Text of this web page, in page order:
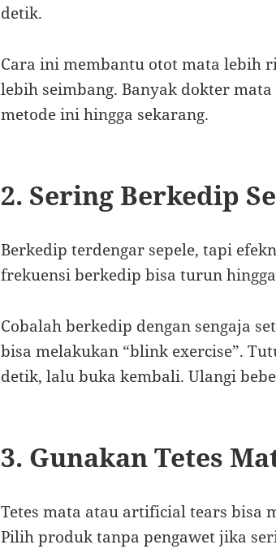
detik.
Cara ini membantu otot mata lebih
lebih seimbang. Banyak dokter
metode ini hingga sekarang.
2. Sering Berkedip
Berkedip terdengar sepele, tapi
frekuensi berkedip bisa turun
Cobalah berkedip dengan sengaja
bisa melakukan “blink exercise”.
detik, lalu buka kembali. Ulangi
3. Gunakan Tetes
Tetes mata atau artificial tears bisa
Pilih produk tanpa pengawet jika